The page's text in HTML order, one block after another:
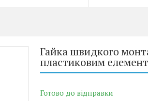
Гайка швидкого
пластиковим
Готово до відправки